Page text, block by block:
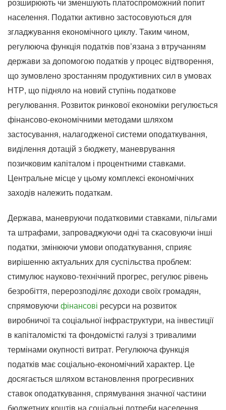
населення. Податки активно застосовуються для
згладжування економічного циклу. Таким чином,
регулююча функція податків пов’язана з втручанням
держави за допомогою податків у процес відтворення,
що зумовлено зростанням продуктивних сил в умовах
НТР, що підняло на новий ступінь податкове
регулювання. Розвиток ринкової економіки регулюється
фінансово-економічними методами шляхом
застосування, налагодженої системи оподаткування,
виділення дотацій з бюджету, маневрування
позичковим капіталом і процентними ставками.
Центральне місце у цьому комплексі економічних
заходів належить податкам.
Держава, маневруючи податковими ставками, пільгами
та штрафами, запроваджуючи одні та скасовуючи інші
податки, змінюючи умови оподаткування, сприяє
вирішенню актуальних для суспільства проблем:
стимулює науково-технічний прогрес, регулює рівень
безробіття, перерозподіляє доходи своїх громадян,
спрямовуючи фінансові ресурси на розвиток
виробничої та соціальної інфраструктури, на інвестиції
в капіталомісткі та фондомісткі галузі з тривалими
термінами окупності витрат. Регулююча функція
податків має соціально-економічний характер. Це
досягається шляхом встановлення прогресивних
ставок оподаткування, спрямування значної частини